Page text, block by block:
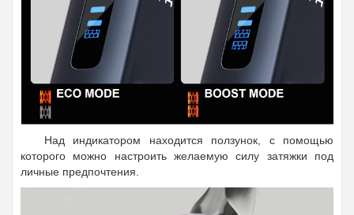
Над индикатором находится ползунок, с помощью
которого можно настроить желаемую силу затяжки под
личные предпочтения.